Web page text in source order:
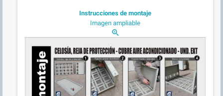
Instrucciones de montaje
Imagen ampliable
zoom_in